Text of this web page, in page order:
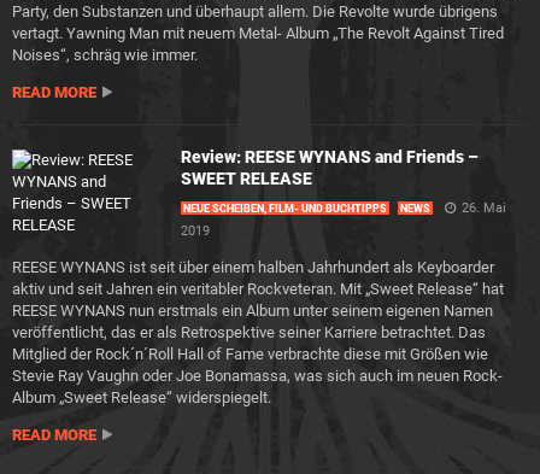
Party, den Substanzen und überhaupt allem. Die Revolte wurde übrigens
vertagt. Yawning Man mit neuem Metal- Album „The Revolt Against Tired
Noises“, schräg wie immer.
READ MORE
Review: REESE WYNANS and Friends –
SWEET RELEASE
NEUE SCHEIBEN, FILM- UND BUCHTIPPS NEWS
26. Mai
2019
REESE WYNANS ist seit über einem halben Jahrhundert als Keyboarder
aktiv und seit Jahren ein veritabler Rockveteran. Mit „Sweet Release“ hat
REESE WYNANS nun erstmals ein Album unter seinem eigenen Namen
veröffentlicht, das er als Retrospektive seiner Karriere betrachtet. Das
Mitglied der Rock´n´Roll Hall of Fame verbrachte diese mit Größen wie
Stevie Ray Vaughn oder Joe Bonamassa, was sich auch im neuen Rock-
Album „Sweet Release“ widerspiegelt.
READ MORE